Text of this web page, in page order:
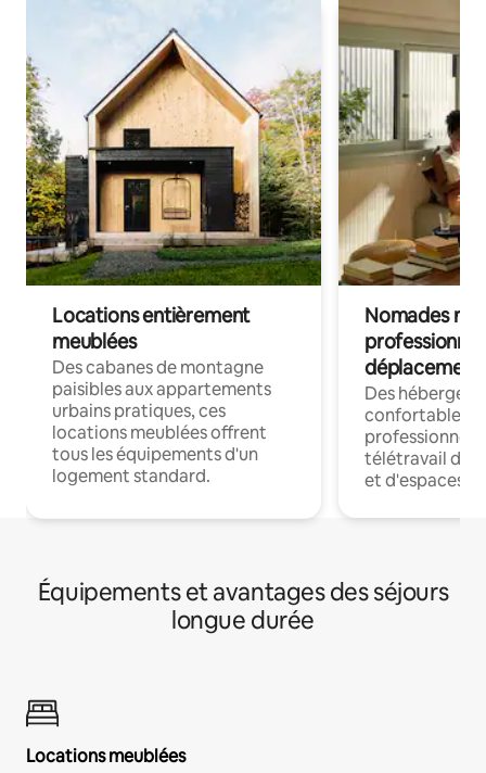
Locations entièrement
meublées
Des cabanes de montagne
paisibles aux appartements
urbains pratiques, ces
locations meublées offrent
tous les équipements d'un
logement standard.
Nomades
déplacement
Des
confortables
professionnels
télétravail
et d'espaces
Équipements et avantages des séjours
longue durée
Locations meublées